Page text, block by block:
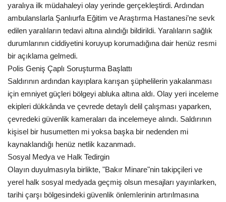
yaralıya ilk müdahaleyi olay yerinde gerçekleştirdi. Ardından
ambulanslarla Şanlıurfa Eğitim ve Araştırma Hastanesi’ne sevk
edilen yaralıların tedavi altına alındığı bildirildi. Yaralıların sağlık
durumlarının ciddiyetini koruyup korumadığına dair henüz resmi
bir açıklama gelmedi.
Polis Geniş Çaplı Soruşturma Başlattı
Saldırının ardından kayıplara karışan şüphelilerin yakalanması
için emniyet güçleri bölgeyi abluka altına aldı. Olay yeri inceleme
ekipleri dükkânda ve çevrede detaylı delil çalışması yaparken,
çevredeki güvenlik kameraları da incelemeye alındı. Saldırının
kişisel bir husumetten mi yoksa başka bir nedenden mi
kaynaklandığı henüz netlik kazanmadı.
Sosyal Medya ve Halk Tedirgin
Olayın duyulmasıyla birlikte, "Bakır Minare"nin takipçileri ve
yerel halk sosyal medyada geçmiş olsun mesajları yayınlarken,
tarihi çarşı bölgesindeki güvenlik önlemlerinin artırılmasına